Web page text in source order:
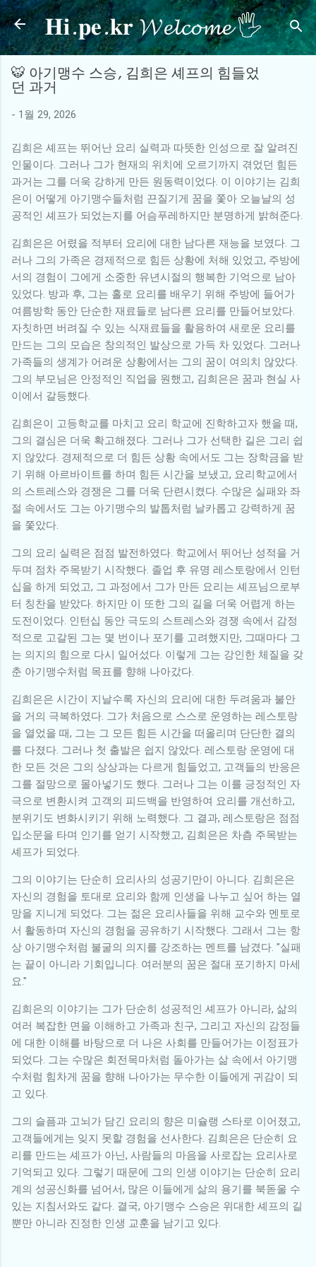
기본 콘텐츠로 건너뛰기
𝐇𝐢.𝐩𝐞.𝐤𝐫 𝓦𝓮𝓵𝓬𝓸𝓶𝓮 🖐
🐯 아기맹수 스승, 김희은 셰프의 힘들었
던 과거
- 1월 29, 2026
김희은 셰프는 뛰어난 요리 실력과 따뜻한 인성으로 잘 알려진
인물이다. 그러나 그가 현재의 위치에 오르기까지 겪었던 힘든
과거는 그를 더욱 강하게 만든 원동력이었다. 이 이야기는 김희
은이 어떻게 아기맹수들처럼 끈질기게 꿈을 쫓아 오늘날의 성
공적인 셰프가 되었는지를 어슴푸레하지만 분명하게 밝혀준다.
김희은은 어렸을 적부터 요리에 대한 남다른 재능을 보였다. 그
러나 그의 가족은 경제적으로 힘든 상황에 처해 있었고, 주방에
서의 경험이 그에게 소중한 유년시절의 행복한 기억으로 남아
있었다. 방과 후, 그는 홀로 요리를 배우기 위해 주방에 들어가
여름방학 동안 단순한 재료들로 남다른 요리를 만들어보았다.
자칫하면 버려질 수 있는 식재료들을 활용하여 새로운 요리를
만드는 그의 모습은 창의적인 발상으로 가득 차 있었다. 그러나
가족들의 생계가 어려운 상황에서는 그의 꿈이 여의치 않았다.
그의 부모님은 안정적인 직업을 원했고, 김희은은 꿈과 현실 사
이에서 갈등했다.
김희은이 고등학교를 마치고 요리 학교에 진학하고자 했을 때,
그의 결심은 더욱 확고해졌다. 그러나 그가 선택한 길은 그리 쉽
지 않았다. 경제적으로 더 힘든 상황 속에서도 그는 장학금을 받
기 위해 아르바이트를 하며 힘든 시간을 보냈고, 요리학교에서
의 스트레스와 경쟁은 그를 더욱 단련시켰다. 수많은 실패와 좌
절 속에서도 그는 아기맹수의 발톱처럼 날카롭고 강력하게 꿈
을 쫓았다.
그의 요리 실력은 점점 발전하였다. 학교에서 뛰어난 성적을 거
두며 점차 주목받기 시작했다. 졸업 후 유명 레스토랑에서 인턴
십을 하게 되었고, 그 과정에서 그가 만든 요리는 셰프님으로부
터 칭찬을 받았다. 하지만 이 또한 그의 길을 더욱 어렵게 하는
도전이었다. 인턴십 동안 극도의 스트레스와 경쟁 속에서 감정
적으로 고갈된 그는 몇 번이나 포기를 고려했지만, 그때마다 그
는 의지의 힘으로 다시 일어섰다. 이렇게 그는 강인한 체질을 갖
춘 아기맹수처럼 목표를 향해 나아갔다.
김희은은 시간이 지날수록 자신의 요리에 대한 두려움과 불안
을 거의 극복하였다. 그가 처음으로 스스로 운영하는 레스토랑
을 열었을 때, 그는 그 모든 힘든 시간을 떠올리며 단단한 결의
를 다졌다. 그러나 첫 출발은 쉽지 않았다. 레스토랑 운영에 대
한 모든 것은 그의 상상과는 다르게 힘들었고, 고객들의 반응은
그를 절망으로 몰아넣기도 했다. 그러나 그는 이를 긍정적인 자
극으로 변환시켜 고객의 피드백을 반영하여 요리를 개선하고,
분위기도 변화시키기 위해 노력했다. 그 결과, 레스토랑은 점점
입소문을 타며 인기를 얻기 시작했고, 김희은은 차츰 주목받는
셰프가 되었다.
그의 이야기는 단순히 요리사의 성공기만이 아니다. 김희은은
자신의 경험을 토대로 요리와 함께 인생을 나누고 싶어 하는 열
망을 지니게 되었다. 그는 젊은 요리사들을 위해 교수와 멘토로
서 활동하며 자신의 경험을 공유하기 시작했다. 그래서 그는 항
상 아기맹수처럼 불굴의 의지를 강조하는 멘트를 남겼다. "실패
는 끝이 아니라 기회입니다. 여러분의 꿈은 절대 포기하지 마세
요."
김희은의 이야기는 그가 단순히 성공적인 셰프가 아니라, 삶의
여러 복잡한 면을 이해하고 가족과 친구, 그리고 자신의 감정들
에 대한 이해를 바탕으로 더 나은 사회를 만들어가는 이정표가
되었다. 그는 수많은 회전목마처럼 돌아가는 삶 속에서 아기맹
수처럼 힘차게 꿈을 향해 나아가는 무수한 이들에게 귀감이 되
고 있다.
그의 슬픔과 고뇌가 담긴 요리의 향은 미슐랭 스타로 이어졌고,
고객들에게는 잊지 못할 경험을 선사한다. 김희은은 단순히 요
리를 만드는 셰프가 아닌, 사람들의 마음을 사로잡는 요리사로
기억되고 있다. 그렇기 때문에 그의 인생 이야기는 단순히 요리
계의 성공신화를 넘어서, 많은 이들에게 삶의 용기를 북돋울 수
있는 지침서와도 같다. 결국, 아기맹수 스승은 위대한 셰프의 길
뿐만 아니라 진정한 인생 교훈을 남기고 있다.